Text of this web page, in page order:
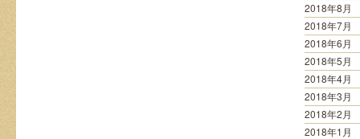
2018年8月
2018年7月
2018年6月
2018年5月
2018年4月
2018年3月
2018年2月
2018年1月